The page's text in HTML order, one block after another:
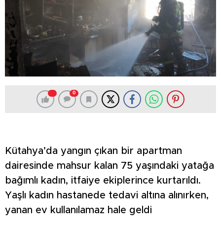
0
Kütahya’da yangın çıkan bir apartman
dairesinde mahsur kalan 75 yaşındaki yatağa
bağımlı kadın, itfaiye ekiplerince kurtarıldı.
Yaşlı kadın hastanede tedavi altına alınırken,
yanan ev kullanılamaz hale geldi